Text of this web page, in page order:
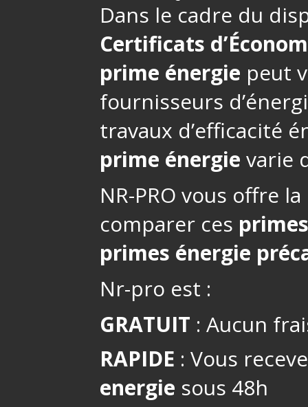
Dans le cadre du
Certificats
prime énergie peut
fournisseurs
travaux d’efficacité
prime énergie varie
NR-PRO vous offre
comparer ces
primes énergie
Nr-pro est :
GRATUIT : Aucun
RAPIDE : Vous
energie sous 48h